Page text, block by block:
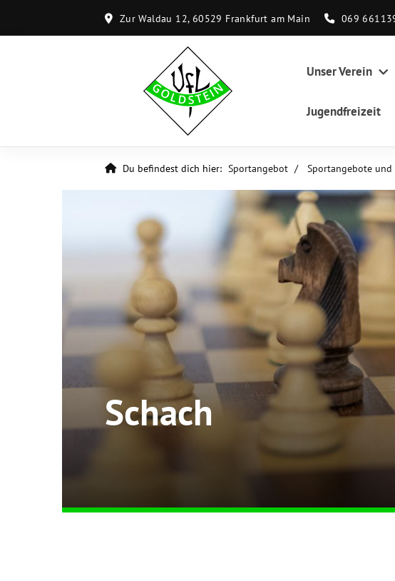
Zur Waldau 12, 60529 Frankfurt am Main 069
Unser Verein
Jugendfreizeit
Du befindest dich hier: Sportangebot Sportangebote
Schach